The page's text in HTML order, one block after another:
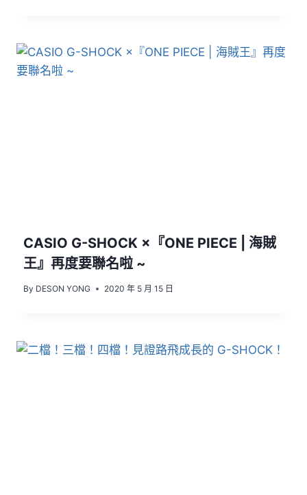
CASIO G-SHOCK ×『ONE PIECE | 海賊
王』再度要聯名啦 ~
By DESON YONG 2020 年 5 月 15 日